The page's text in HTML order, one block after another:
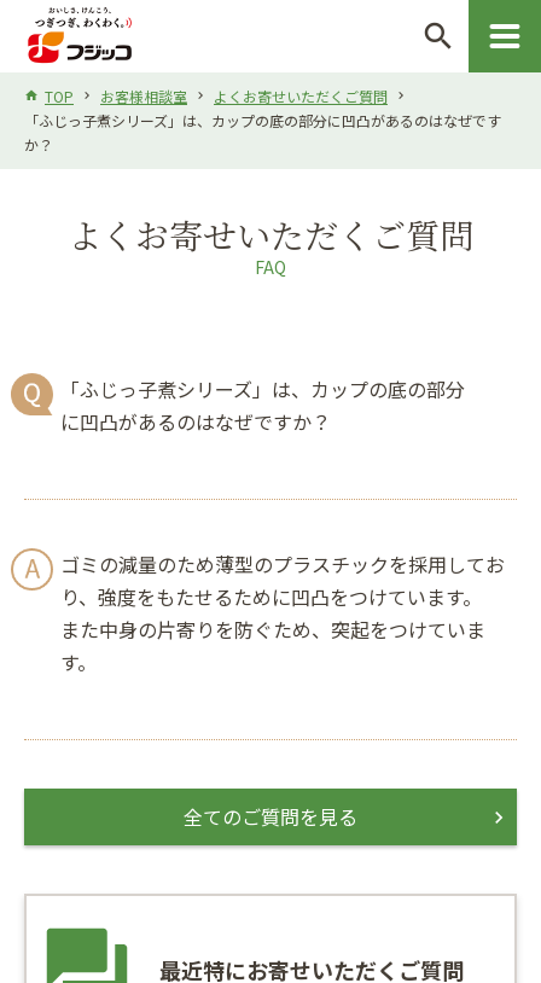
search
TOP お客様相談室
よくお寄せいただくご質問
「ふじっ子煮シリーズ」は、カップの底の部分に凹凸があるのはなぜです
か？
よくお寄せいただくご質問
FAQ
「ふじっ子煮シリーズ」は、カップの底の部分
に凹凸があるのはなぜですか？
ゴミの減量のため薄型のプラスチックを採用してお
り、強度をもたせるために凹凸をつけています。
また中身の片寄りを防ぐため、突起をつけていま
す。
全てのご質問を見る
最近特にお寄せいただくご質問